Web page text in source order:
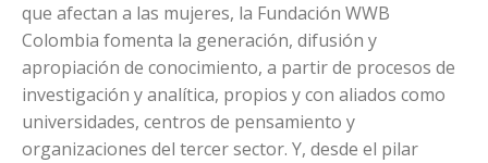
que afectan a las mujeres, la Fundación WWB
Colombia fomenta la generación, difusión y
apropiación de conocimiento, a partir de procesos de
investigación y analítica, propios y con aliados como
universidades, centros de pensamiento y
organizaciones del tercer sector. Y, desde el pilar